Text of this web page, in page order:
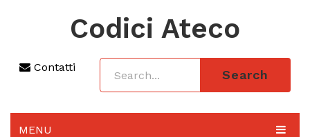
Codici Ateco
Contatti
Search
MENU